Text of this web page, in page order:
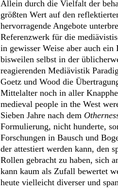
Allein durch die Vielfalt der
größten Wert auf den
hervorragende Angebote
Referenzwerk für die
in gewisser Weise aber auch
bisweilen selbst in der
reagierenden Mediävistik
Goetz und Wood die
Mittelalter noch in aller
medieval people in the West
Sieben Jahre nach dem
Formulierung, nicht hunderte,
Forschungen in Bausch und
der attestiert werden kann, den
Rollen gebracht zu haben, sich
kann kaum als Zufall bewertet
heute vielleicht diverser und